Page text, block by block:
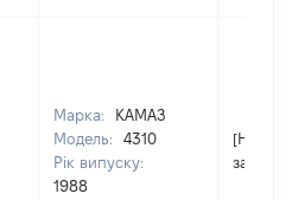
Марка:
КАМАЗ
Модель:
4310
Рік випуску:
1988
[Не